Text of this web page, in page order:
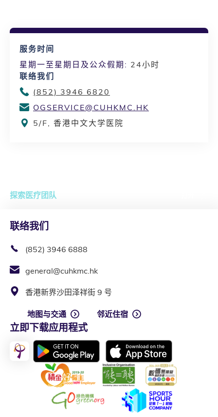
服务时间
星期一至星期日及公众假期: 24小时
联络我们
(852) 3946 6820
OGSERVICE@CUHKMC.HK
5/F, 香港中文大学医院
探索医疗团队
联络我们
(852) 3946 6888
general@cuhkmc.hk
香港新界沙田泽祥街 9 号
地图与交通 邻近住宿
立即下载应用程式